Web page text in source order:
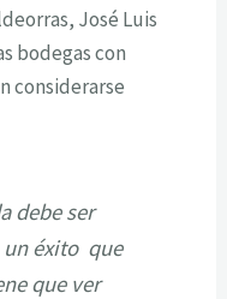
José Luis
bodegas con
considerarse
debe ser
un éxito que
que ver